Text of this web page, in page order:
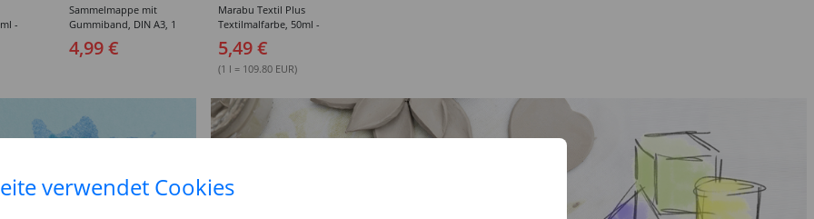
-
Sammelmappe mit
Gummiband, DIN A3, 1
Mappe, Irisierend Silber
4,99 €
Marabu Textil Plus
Textilmalfarbe, 50ml -
Verschiedene Farbtöne
5,49 €
(1 l = 109.80 EUR)
verwendet Cookies